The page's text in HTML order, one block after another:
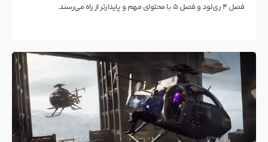
فصل ۴ ری‌لود و فصل ۵ با محتوای مهم و پایدارتر از راه می‌رسند.